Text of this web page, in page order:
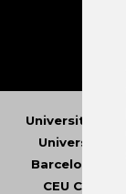
Universitat
Universitat
Barcelona
CEU